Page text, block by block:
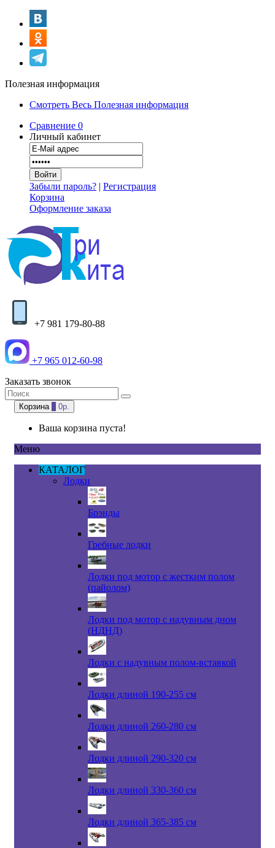
Полезная информация
Смотреть Весь Полезная информация
Сравнение 0
Личный кабинет
Забыли пароль? | Регистрация
Корзина
Оформление заказа
+7 981 179-80-88
+7 965 012-60-98
Заказать звонок
Корзина 0р.
Ваша корзина пуста!
Меню
КАТАЛОГ
Лодки
Брэнды
Гребные лодки
Лодки под мотор с жестким полом
(пайолом)
Лодки под мотор с надувным дном
(НДНД)
Лодки с надувным полом-вставкой
Лодки длиной 190-255 см
Лодки длиной 260-280 см
Лодки длиной 290-320 см
Лодки длиной 330-360 см
Лодки длиной 365-385 см